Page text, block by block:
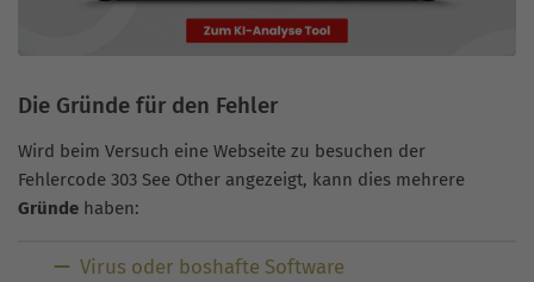
Die Gründe für den Fehler
Wird beim Versuch eine Webseite zu besuchen der
Fehlercode 303 See Other angezeigt, kann dies mehrere
Gründe haben:
Virus oder boshafte Software